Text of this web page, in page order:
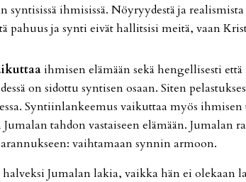
syn­ti­sis­sä ih­mi­sis­sä. Nöy­ryy­des­tä ja
pa­huus ja syn­ti ei­vät hal­lit­si­si mei­tä, vaan
ih­mi­sen elä­mään sekä hen­gel­li­ses­ti
on si­dot­tu syn­ti­sen osaan. Si­ten
Syn­tiin­lan­kee­mus vai­kut­taa myös
tah­don vas­tai­seen elä­mään. Ju­ma­lan
vaih­ta­maan syn­nin ar­moon.
hal­vek­si Ju­ma­lan la­kia, vaik­ka hän ei ole­kaan